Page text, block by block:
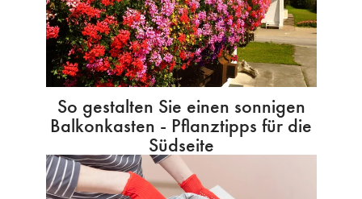
So gestalten Sie einen sonnigen
Balkonkasten - Pflanztipps für die
Südseite